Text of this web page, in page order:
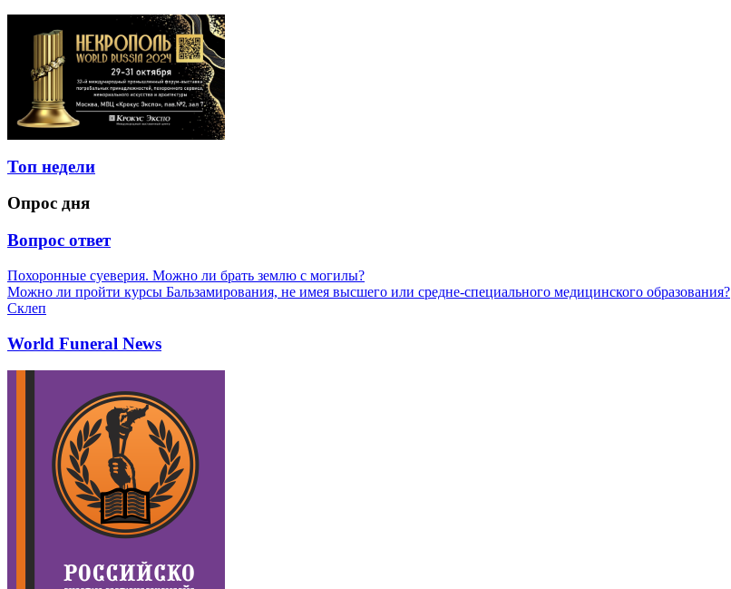
Топ недели
Опрос дня
Вопрос ответ
Похоронные суеверия. Можно ли брать землю с могилы?
Можно ли пройти курсы Бальзамирования, не имея высшего или средне-специального медицинского образования?
Склеп
World Funeral News